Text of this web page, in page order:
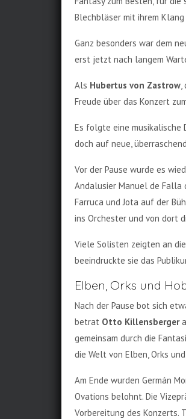
Blechbläser mit ihrem
Ganz besonders war dem
erst jetzt nach langem
Als Hubertus von Zastrow
Freude über das Konzert
Es folgte eine musikalische
doch auf neue,
Vor der Pause wurde es
Andalusier Manuel de Falla
Farruca und Jota auf der
ins Orchester und von dort
Viele Solisten zeigten an
beeindruckte sie das
Elben, Orks und
Nach der Pause bot sich
betrat Otto Killensberger
gemeinsam durch die
die Welt von Elben, Orks
Am Ende wurden Germán
Ovations belohnt. Die
Vorbereitung des Konzerts.